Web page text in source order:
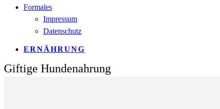
Formales
Impressum
Datenschutz
ERNÄHRUNG
Giftige Hundenahrung